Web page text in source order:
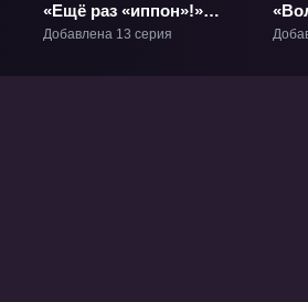
«Ещё раз «иппон»!»
ТВ-1
Добавлена 13 серия